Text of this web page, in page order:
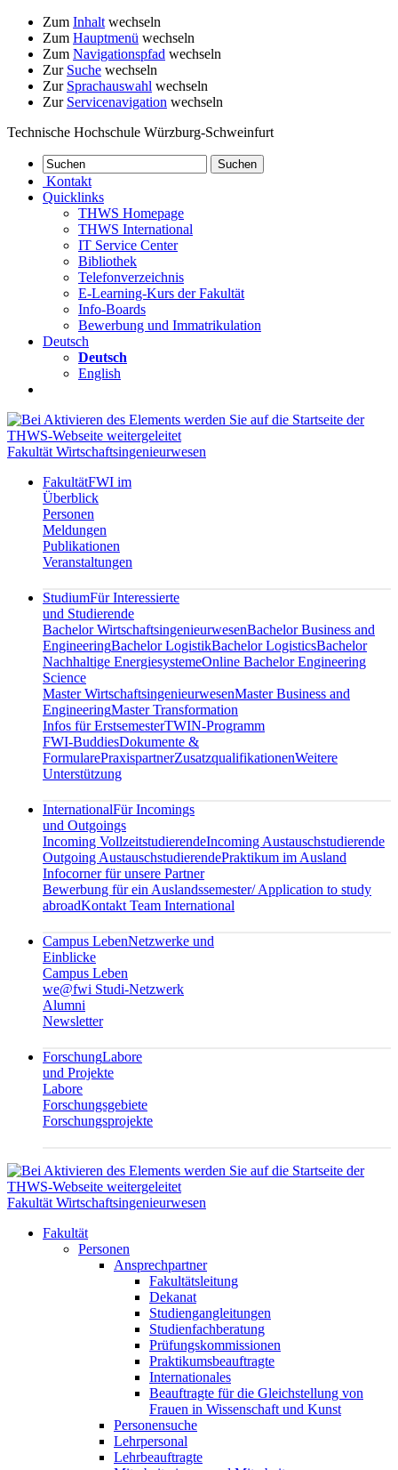
Zum Inhalt wechseln
Zum Hauptmenü wechseln
Zum Navigationspfad wechseln
Zur Suche wechseln
Zur Sprachauswahl wechseln
Zur Servicenavigation wechseln
Technische Hochschule Würzburg-Schweinfurt
Kontakt
Quicklinks
THWS Homepage
THWS International
IT Service Center
Bibliothek
Telefonverzeichnis
E-Learning-Kurs der Fakultät
Info-Boards
Bewerbung und Immatrikulation
Deutsch
Deutsch
English
Fakultät Wirtschaftsingenieurwesen
FakultätFWI im
Überblick
Personen
Meldungen
Publikationen
Veranstaltungen
StudiumFür Interessierte
und Studierende
Bachelor WirtschaftsingenieurwesenBachelor Business and
EngineeringBachelor LogistikBachelor LogisticsBachelor
Nachhaltige EnergiesystemeOnline Bachelor Engineering
Science
Master WirtschaftsingenieurwesenMaster Business and
EngineeringMaster Transformation
Infos für ErstsemesterTWIN-Programm
FWI-BuddiesDokumente &
FormularePraxispartnerZusatzqualifikationenWeitere
Unterstützung
InternationalFür Incomings
und Outgoings
Incoming VollzeitstudierendeIncoming Austauschstudierende
Outgoing AustauschstudierendePraktikum im Ausland
Infocorner für unsere Partner
Bewerbung für ein Auslandssemester/ Application to study
abroadKontakt Team International
Campus LebenNetzwerke und
Einblicke
Campus Leben
we@fwi Studi-Netzwerk
Alumni
Newsletter
ForschungLabore
und Projekte
Labore
Forschungsgebiete
Forschungsprojekte
Fakultät Wirtschaftsingenieurwesen
Fakultät
Personen
Ansprechpartner
Fakultätsleitung
Dekanat
Studiengangleitungen
Studienfachberatung
Prüfungskommissionen
Praktikumsbeauftragte
Internationales
Beauftragte für die Gleichstellung von
Frauen in Wissenschaft und Kunst
Personensuche
Lehrpersonal
Lehrbeauftragte